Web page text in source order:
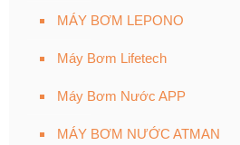
MÁY BƠM LEPONO
Máy Bơm Lifetech
Máy Bơm Nước APP
MÁY BƠM NƯỚC ATMAN